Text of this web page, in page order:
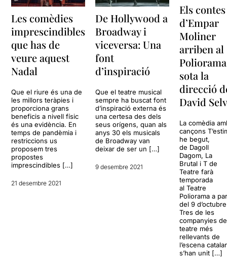
Les comèdies
imprescindibles
que has de
veure aquest
Nadal
Que el riure és una de
les millors teràpies i
proporciona grans
beneficis a nivell físic
és una evidència. En
temps de pandèmia i
restriccions us
proposem tres
propostes
imprescindibles […]
21 desembre 2021
De Hollywood a
Broadway i
viceversa: Una
font
d’inspiració
Que el teatre musical
sempre ha buscat font
d’inspiració externa és
una certesa des dels
seus orígens, quan als
anys 30 els musicals
de Broadway van
deixar de ser un […]
9 desembre 2021
Els contes
d’Empar
Moliner
arriben al
Poliorama
sota la
direcció
David
La comèdia
cançons
he begut,
de Dagoll
Dagom, La
Brutal i T de
Teatre farà
temporada
al Teatre
Poliorama a
del 9
Tres de les
companyies de
teatre més
rellevants de
l’escena
s’han unit […]